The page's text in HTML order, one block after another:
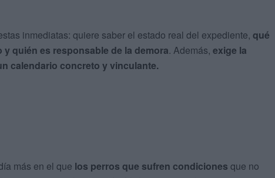
inmediatas: quiere saber el estado real del expediente, qué
quién es responsable de la demora. Además, exige la
calendario concreto y vinculante.
más en el que los perros que sufren condiciones que no